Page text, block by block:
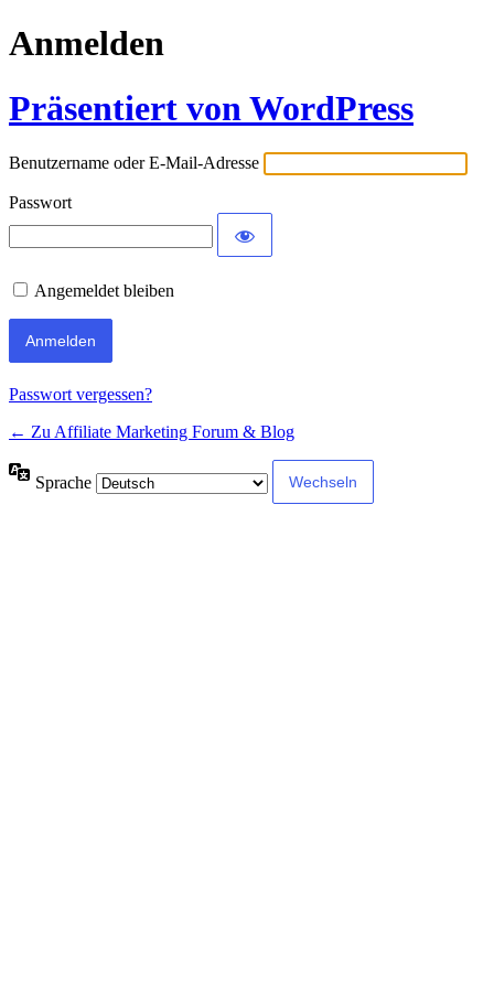
Anmelden
Präsentiert von WordPress
Benutzername oder E-Mail-Adresse
Passwort
Angemeldet bleiben
Passwort vergessen?
← Zu Affiliate Marketing Forum & Blog
Sprache